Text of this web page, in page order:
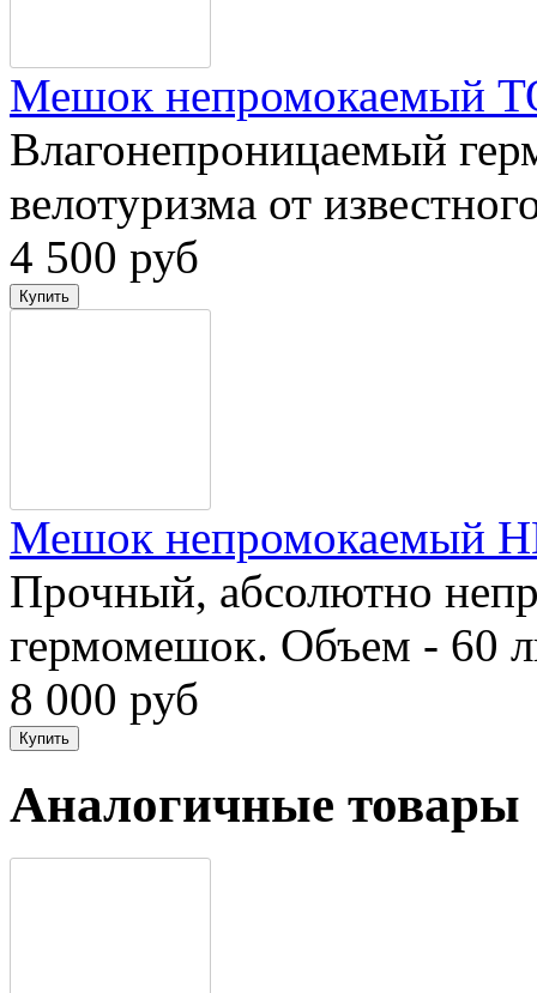
Мешок непромокаемый
Влагонепроницаемый
велотуризма от
4 500 руб
Мешок непромокаемый
Прочный, абсолютно
гермомешок. Объем - 60
8 000 руб
Аналогичные товары